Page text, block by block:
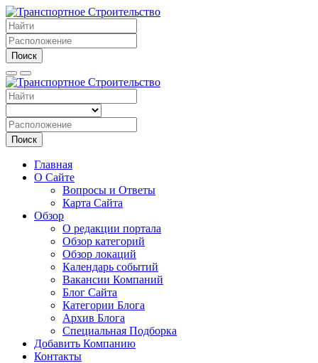
Поиск
Поиск
Главная
О Сайте
Вопросы и Ответы
Карта Сайта
Обзор
О редакции портала
Обзор категорий
Обзор локаций
Календарь событий
Вакансии Компаний
Блог Сайта
Категории Блога
Архив Блога
Специальная Подборка
Добавить Компанию
Контакты